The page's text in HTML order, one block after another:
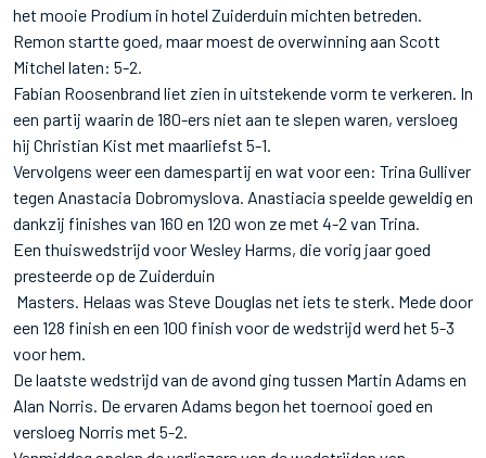
het mooie Prodium in hotel Zuiderduin michten betreden.
Remon startte goed, maar moest de overwinning aan Scott
Mitchel laten: 5-2.
Fabian Roosenbrand liet zien in uitstekende vorm te verkeren. In
een partij waarin de 180-ers niet aan te slepen waren, versloeg
hij Christian Kist met maarliefst 5-1.
Vervolgens weer een damespartij en wat voor een: Trina Gulliver
tegen Anastacia Dobromyslova. Anastiacia speelde geweldig en
dankzij finishes van 160 en 120 won ze met 4-2 van Trina.
Een thuiswedstrijd voor Wesley Harms, die vorig jaar goed
presteerde op de Zuiderduin
Masters. Helaas was Steve Douglas net iets te sterk. Mede door
een 128 finish en een 100 finish voor de wedstrijd werd het 5-3
voor hem.
De laatste wedstrijd van de avond ging tussen Martin Adams en
Alan Norris. De ervaren Adams begon het toernooi goed en
versloeg Norris met 5-2.